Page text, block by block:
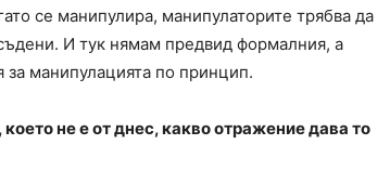
се манипулира, манипулаторите трябва да
И тук нямам предвид формалния, а
манипулацията по принцип.
не е от днес, какво отражение дава то